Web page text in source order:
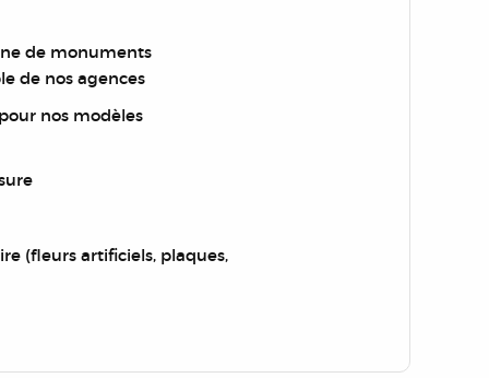
de monuments
de nos agences
nos modèles
(fleurs artificiels, plaques,